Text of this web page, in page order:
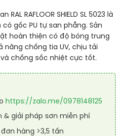
RAFLOOR SHIELD SL 5023 là
gốc PU tự san phẳng. Sản
hoàn thiện có độ bóng trung
năng chống tia UV, chịu tải
chống sốc nhiệt cực tốt.
https://zalo.me/0978148125
& giải pháp sơn miễn phí
hàng >3,5 tấn